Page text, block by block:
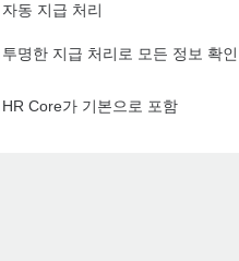
자동 지급 처리
투명한 지급 처리로 모든 정보 확
HR Core가 기본으로 포함